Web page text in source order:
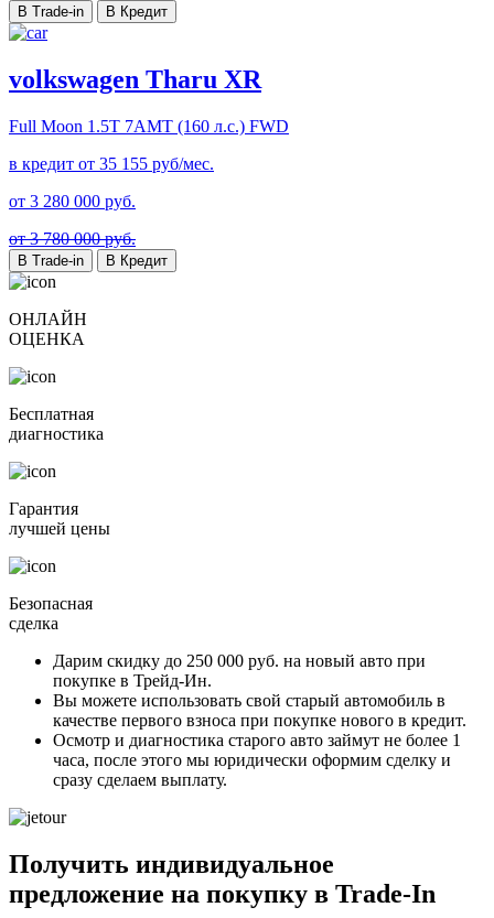
В Trade-in В Кредит
volkswagen Tharu XR
Full Moon 1.5T 7AMT (160 л.с.) FWD
в кредит от 35 155 руб/мес.
от 3 280 000 руб.
от 3 780 000 руб.
В Trade-in В Кредит
ОНЛАЙН
ОЦЕНКА
Бесплатная
диагностика
Гарантия
лучшей цены
Безопасная
сделка
Дарим скидку до 250 000 руб. на новый авто при
покупке в Трейд-Ин.
Вы можете использовать свой старый автомобиль в
качестве первого взноса при покупке нового в кредит.
Осмотр и диагностика старого авто займут не более 1
часа, после этого мы юридически оформим сделку и
сразу сделаем выплату.
Получить индивидуальное
предложение на покупку в Trade-In